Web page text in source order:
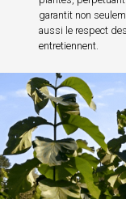
garantit non
aussi le respect
entretiennent.
Nom
Mot de passe